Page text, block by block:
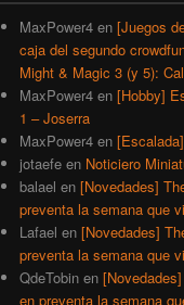
MaxPower4 en [Juegos
caja del segundo
Might & Magic 3 (y 5):
MaxPower4 en [Hobby]
1 – Joserra
MaxPower4 en
jotaefe en Noticiero
balael en [Novedades]
preventa la semana que
Lafael en [Novedades]
preventa la semana que
QdeTobin en
en preventa la semana